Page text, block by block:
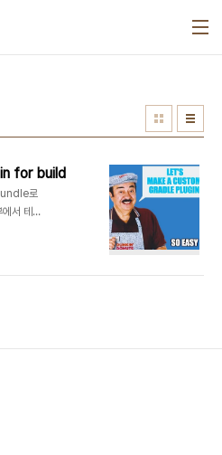
for build
로
서 테스
일만 지
->